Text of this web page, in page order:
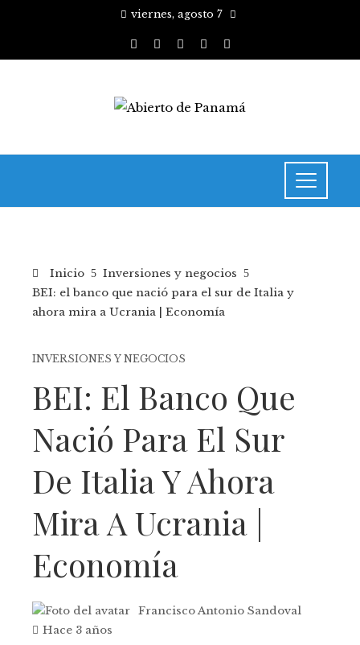
viernes, agosto 7
Inicio
Inversiones y negocios
BEI: el banco que nació para el sur de Italia y
ahora mira a Ucrania | Economía
INVERSIONES Y NEGOCIOS
BEI: El Banco Que
Nació Para El Sur
De Italia Y Ahora
Mira A Ucrania |
Economía
Francisco Antonio Sandoval
Hace 3 años